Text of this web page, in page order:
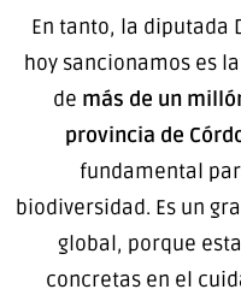
En tanto, la diputada
hoy sancionamos es
de más de un
provincia de
fundamental
biodiversidad. Es un
global, porque
concretas en el